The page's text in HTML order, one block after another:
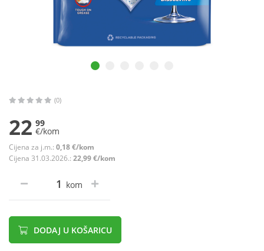
(0)
22 99
€/kom
Cijena za j.m.: 0,18 €/kom
Cijena 31.03.2026.: 22,99 €/kom
kom
DODAJ U KOŠARICU